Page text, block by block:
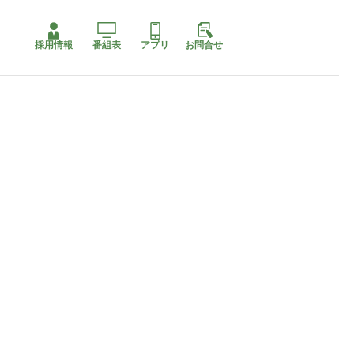
採用情報 番組表 アプリ お問合せ